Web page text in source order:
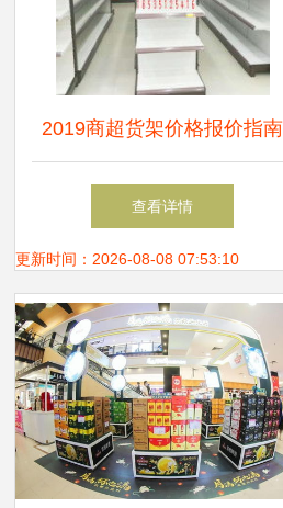
2019商超货架价格报价指南
批发市场深度解析与选购建议
查看详情
更新时间：2026-08-08 07:53:10